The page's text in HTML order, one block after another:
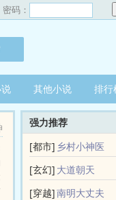
密码：
其他小说 排行
强力推荐
[都市] 乡村小神医
[玄幻] 大道朝天
[穿越]南明大丈夫